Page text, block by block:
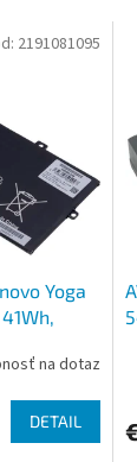
Yoga
na dotaz
DETAIL
2191081095